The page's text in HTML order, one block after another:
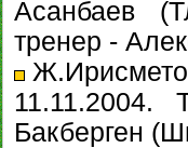
Асанбаев
тренер -
11.11.2004.
Бакберген